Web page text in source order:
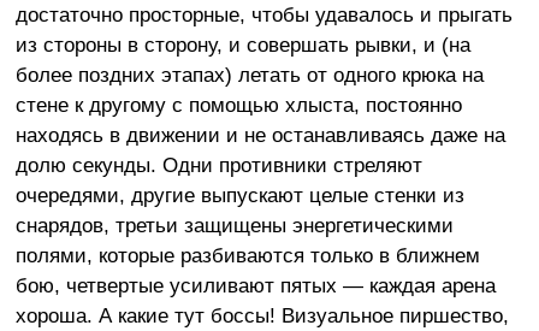
достаточно просторные, чтобы удавалось и прыгать
из стороны в сторону, и совершать рывки, и (на
более поздних этапах) летать от одного крюка на
стене к другому с помощью хлыста, постоянно
находясь в движении и не останавливаясь даже на
долю секунды. Одни противники стреляют
очередями, другие выпускают целые стенки из
снарядов, третьи защищены энергетическими
полями, которые разбиваются только в ближнем
бою, четвертые усиливают пятых — каждая арена
хороша. А какие тут боссы! Визуальное пиршество,